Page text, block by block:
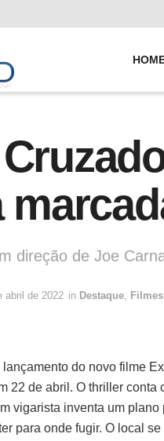
direção de Joe
abril de 2022 in Destaque,
do novo filme
22 de abril. O thriller conta
vigarista inventa um
para onde fugir. O local